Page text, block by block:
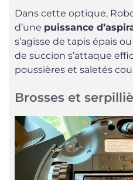
Dans cette optique,
d’une puissance
s’agisse de tapis épais
de succion s’attaque
poussières et saletés
Brosses et